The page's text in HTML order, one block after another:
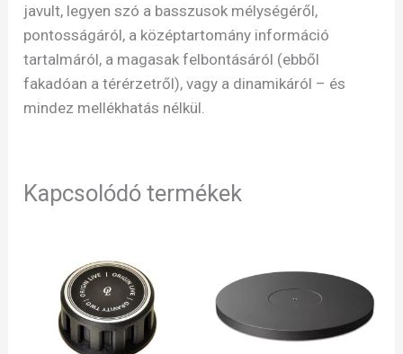
javult, legyen szó a basszusok mélységéről,
pontosságáról, a középtartomány információ
tartalmáról, a magasak felbontásáról (ebből
fakadóan a térérzetről), vagy a dinamikáról – és
mindez mellékhatás nélkül.
Kapcsolódó termékek